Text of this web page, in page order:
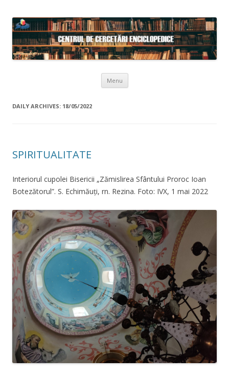
Menu Skip to content
DAILY ARCHIVES: 18/05/2022
SPIRITUALITATE
Interiorul cupolei Bisericii „Zămislirea Sfântului Proroc Ioan
Botezătorul”. S. Echimăuți, rn. Rezina. Foto: IVX, 1 mai 2022